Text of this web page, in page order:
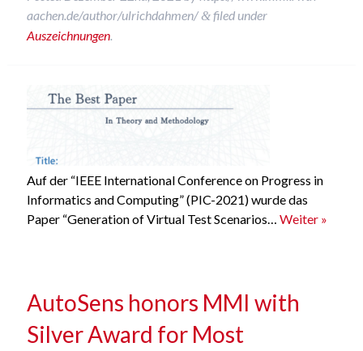
aachen.de/author/ulrichdahmen/ &filed under
Auszeichnungen.
Auf der “IEEE International Conference on Progress in
Informatics and Computing” (PIC-2021) wurde das
Paper “Generation of Virtual Test Scenarios… Weiter »
AutoSens honors MMI with
Silver Award for Most